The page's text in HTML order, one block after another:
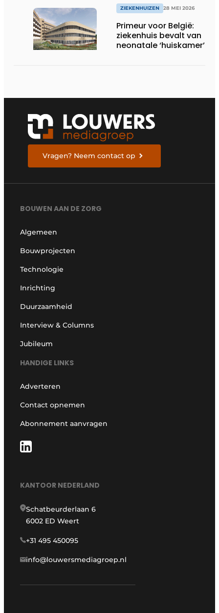
ZIEKENHUIZEN 28 MEI 2026
Primeur voor België:
ziekenhuis bevalt van
neonatale ‘huiskamer’
Vragen? Neem contact op
BOUWEN AAN DE ZORG
Algemeen
Bouwprojecten
Technologie
Inrichting
Duurzaamheid
Interview & Columns
Jubileum
HANDIGE LINKS
Adverteren
Contact opnemen
Abonnement aanvragen
KANTOOR NEDERLAND
Schatbeurderlaan 6
6002 ED Weert
+31 495 450095
info@louwersmediagroep.nl